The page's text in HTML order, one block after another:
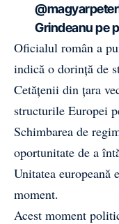
Grindeanu pe
Oficialul român a
indică o dorință de
Cetățenii din țara
structurile Europei
Schimbarea de
oportunitate de a
Unitatea europeană
moment.
Acest moment